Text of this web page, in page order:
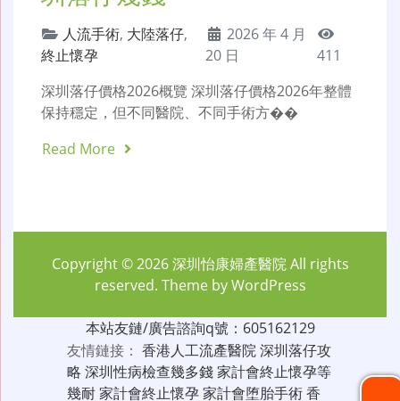
人流手術, 大陸落仔,
終止懷孕
2026 年 4 月
20 日
411
深圳落仔價格2026概覽 深圳落仔價格2026年整體
保持穩定，但不同醫院、不同手術方��
Read More
Copyright © 2026深圳怡康婦產醫院All rights
reserved. Theme byWordPress
本站友鏈/廣告諮詢q號：605162129
友情鏈接： 香港人工流產醫院深圳落仔攻
略 深圳性病檢查幾多錢家計會終止懷孕等
幾耐家計會終止懷孕家計會堕胎手術香